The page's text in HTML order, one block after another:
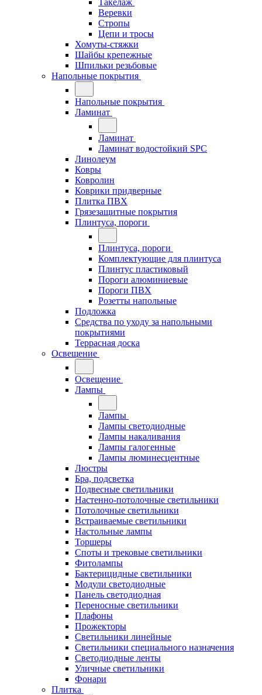
Такелаж
Веревки
Стропы
Цепи и тросы
Хомуты-стяжки
Шайбы крепежные
Шпильки резьбовые
Напольные покрытия
Напольные покрытия
Ламинат
Ламинат
Ламинат водостойкий SPC
Линолеум
Ковры
Ковролин
Коврики придверные
Плитка ПВХ
Грязезащитные покрытия
Плинтуса, пороги
Плинтуса, пороги
Комплектующие для плинтуса
Плинтус пластиковый
Пороги алюминиевые
Пороги ПВХ
Розетты напольные
Подложка
Средства по уходу за напольными
покрытиями
Террасная доска
Освещение
Освещение
Лампы
Лампы
Лампы светодиодные
Лампы накаливания
Лампы галогенные
Лампы люминесцентные
Люстры
Бра, подсветка
Подвесные светильники
Настенно-потолочные светильники
Потолочные светильники
Встраиваемые светильники
Настольные лампы
Торшеры
Споты и трековые светильники
Фитолампы
Бактерицидные светильники
Модули светодиодные
Панель светодиодная
Переносные светильники
Плафоны
Прожекторы
Светильники линейные
Светильники специального назначения
Светодиодные ленты
Уличные светильники
Фонари
Плитка